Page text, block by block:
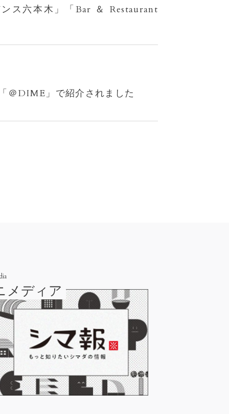
ス六本木」「Bar ＆ Restaurant
＠DIME」で紹介されました
メディア